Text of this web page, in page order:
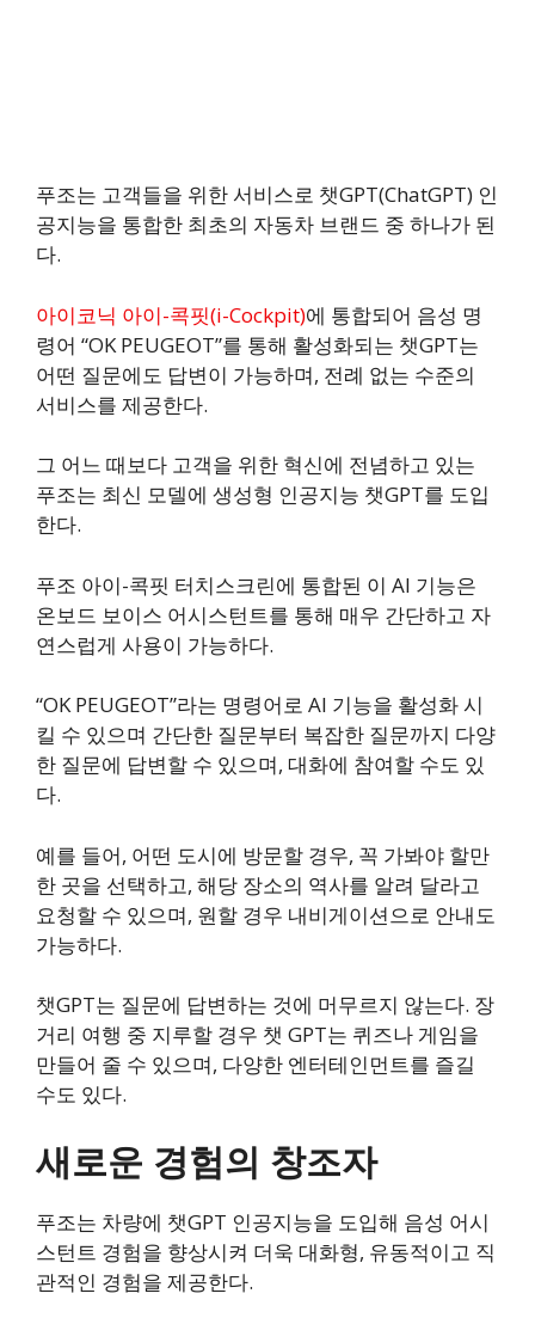
푸조는 고객들을 위한 서비스로 챗GPT(ChatGPT) 인
공지능을 통합한 최초의 자동차 브랜드 중 하나가 된
다.
아이코닉 아이-콕핏(i-Cockpit)에 통합되어 음성 명
령어 “OK PEUGEOT”를 통해 활성화되는 챗GPT는
어떤 질문에도 답변이 가능하며, 전례 없는 수준의
서비스를 제공한다.
그 어느 때보다 고객을 위한 혁신에 전념하고 있는
푸조는 최신 모델에 생성형 인공지능 챗GPT를 도입
한다.
푸조 아이-콕핏 터치스크린에 통합된 이 AI 기능은
온보드 보이스 어시스턴트를 통해 매우 간단하고 자
연스럽게 사용이 가능하다.
“OK PEUGEOT”라는 명령어로 AI 기능을 활성화 시
킬 수 있으며 간단한 질문부터 복잡한 질문까지 다양
한 질문에 답변할 수 있으며, 대화에 참여할 수도 있
다.
예를 들어, 어떤 도시에 방문할 경우, 꼭 가봐야 할만
한 곳을 선택하고, 해당 장소의 역사를 알려 달라고
요청할 수 있으며, 원할 경우 내비게이션으로 안내도
가능하다.
챗GPT는 질문에 답변하는 것에 머무르지 않는다. 장
거리 여행 중 지루할 경우 챗 GPT는 퀴즈나 게임을
만들어 줄 수 있으며, 다양한 엔터테인먼트를 즐길
수도 있다.
새로운 경험의 창조자
푸조는 차량에 챗GPT 인공지능을 도입해 음성 어시
스턴트 경험을 향상시켜 더욱 대화형, 유동적이고 직
관적인 경험을 제공한다.